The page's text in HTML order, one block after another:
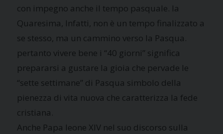
con impegno anche il tempo pasquale. la
Quaresima, Infatti, non è un tempo finalizzato a
se stesso, ma un cammino verso la Pasqua.
pertanto vivere bene i “40 giorni” significa
prepararsi a gustare la gioia che pervade le
“sette settimane” di Pasqua simbolo della
pienezza di vita nuova che caratterizza la fede
cristiana.
Anche Papa leone XIV nel suo discorso sulla